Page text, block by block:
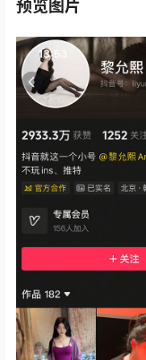
预览图片